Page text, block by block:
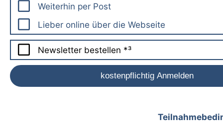
Weiterhin per Post
Lieber online über die Webseite
Newsletter bestellen *³